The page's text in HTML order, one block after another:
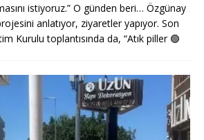
istiyoruz.” O günden beri… Özgünay
anlatıyor, ziyaretler yapıyor. Son
Kurulu toplantısında da, “Atık piller 🟢